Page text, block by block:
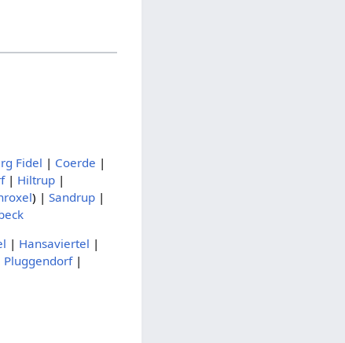
Fidel | Coerde |
| Hiltrup |
) |Sandrup |
| Hansaviertel |
Pluggendorf|